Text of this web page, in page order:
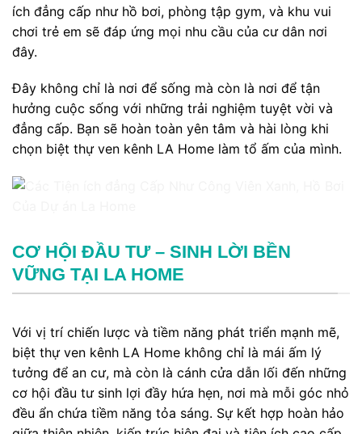
ích đẳng cấp như hồ bơi, phòng tập gym, và khu vui
chơi trẻ em sẽ đáp ứng mọi nhu cầu của cư dân nơi
đây.
Đây không chỉ là nơi để sống mà còn là nơi để tận
hưởng cuộc sống với những trải nghiệm tuyệt vời và
đẳng cấp. Bạn sẽ hoàn toàn yên tâm và hài lòng khi
chọn biệt thự ven kênh LA Home làm tổ ấm của mình.
CƠ HỘI ĐẦU TƯ – SINH LỜI BỀN
VỮNG TẠI LA HOME
Với vị trí chiến lược và tiềm năng phát triển mạnh mẽ,
biệt thự ven kênh LA Home không chỉ là mái ấm lý
tưởng để an cư, mà còn là cánh cửa dẫn lối đến những
cơ hội đầu tư sinh lợi đầy hứa hẹn, nơi mà mỗi góc nhỏ
đều ẩn chứa tiềm năng tỏa sáng. Sự kết hợp hoàn hảo